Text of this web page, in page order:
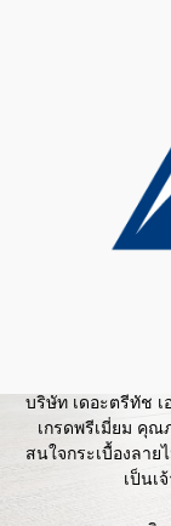
บริษัท เดอะตรีทัช
เกรดพรีเมี่ยม คุ
สนใจกระเบื้องลา
เป็นเ